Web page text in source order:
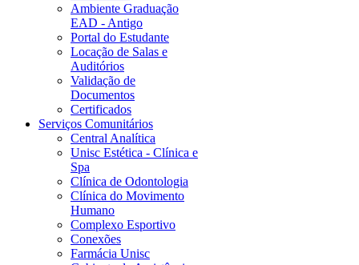
Ambiente Graduação
EAD - Antigo
Portal do Estudante
Locação de Salas e
Auditórios
Validação de
Documentos
Certificados
Serviços Comunitários
Central Analítica
Unisc Estética - Clínica e
Spa
Clínica de Odontologia
Clínica do Movimento
Humano
Complexo Esportivo
Conexões
Farmácia Unisc